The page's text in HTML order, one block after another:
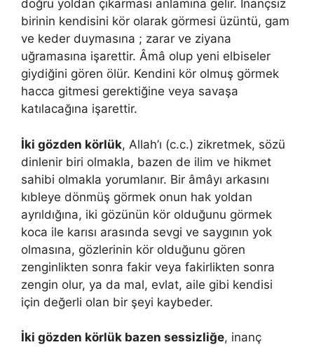
doğru yoldan çıkarması anlamına gelir. İnançsız
birinin kendisini kör olarak görmesi üzüntü, gam
ve keder duymasına ; zarar ve ziyana
uğramasına işarettir. Âmâ olup yeni elbiseler
giydiğini gören ölür. Kendini kör olmuş görmek
hacca gitmesi gerektiğine veya savaşa
katılacağına işarettir.
İki gözden körlük, Allah’ı (c.c.) zikretmek, sözü
dinlenir biri olmakla, bazen de ilim ve hikmet
sahibi olmakla yorumlanır. Bir âmâyı arkasını
kıbleye dönmüş görmek onun hak yoldan
ayrıldı­ğına, iki gözünün kör olduğunu görmek
koca ile karısı arasında sevgi ve saygının yok
olmasına, gözlerinin kör olduğunu gören
zenginlikten sonra fakir veya fakirlikten sonra
zengin olur, ya da mal, evlat, aile gibi kendisi
için değerli olan bir şeyi kaybeder.
İki gözden körlük bazen sessizliğe, inanç